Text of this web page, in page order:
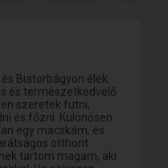
Biatorbágyon élek.
és természetkedvelő
szeretek futni,
és főzni. Különösen
egy macskám, és
otthont.
tartom magam, aki